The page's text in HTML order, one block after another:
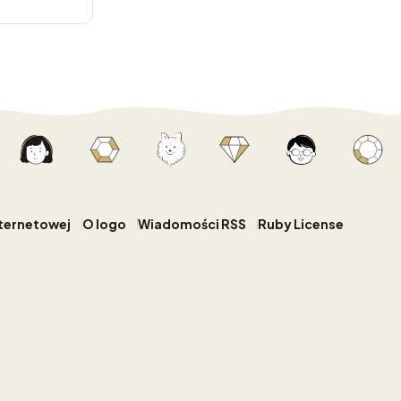
O logo Wiadomości RSS Ruby License